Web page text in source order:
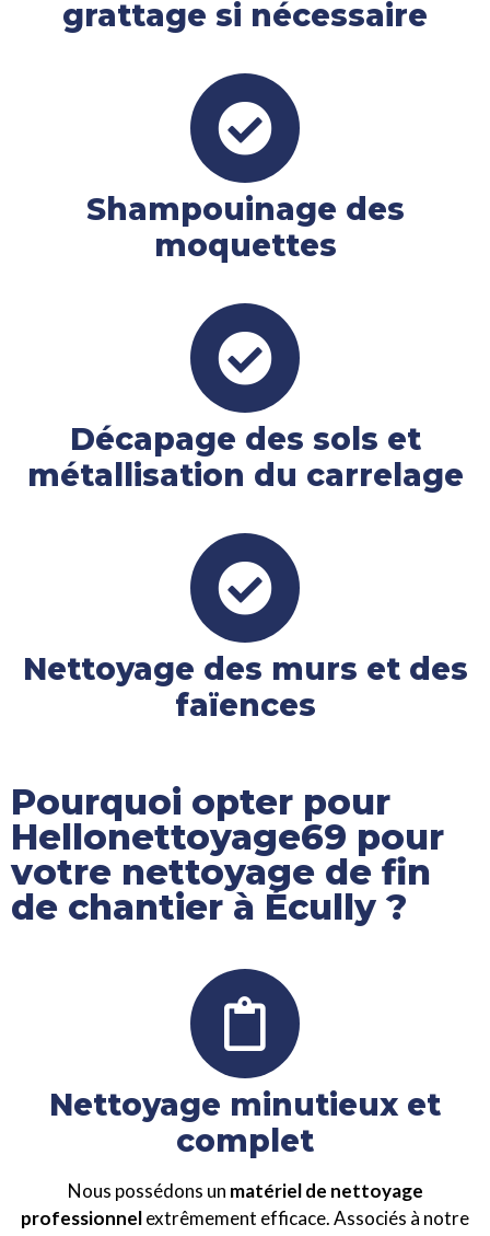
grattage si nécessaire
Shampouinage des
moquettes
Décapage des sols et
métallisation du carrelage
Nettoyage des murs et des
faïences
Pourquoi opter pour
Hellonettoyage69 pour
votre nettoyage de fin
de chantier à Écully ?
Nettoyage minutieux et
complet
Nous possédons un matériel de nettoyage
professionnelextrêmement efficace. Associés à notre